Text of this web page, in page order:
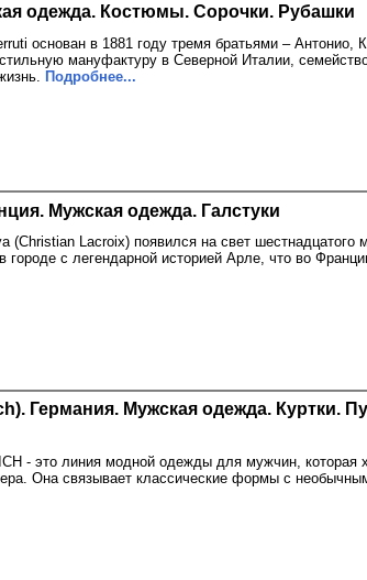
одежда. Костюмы. Сорочки. Рубашки
основан в 1881 году тремя братьями – Антонио,
мануфактуру в Северной Италии,
Подробнее...
Мужская одежда. Галстуки
(Christian Lacroix) появился на свет шестнадцатого
городе с легендарной историей Арле, что во
Германия. Мужская одежда. Куртки.
- это линия модной одежды для мужчин, которая
Она связывает классические формы с